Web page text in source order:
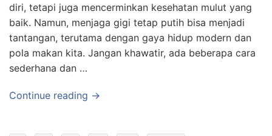
diri, tetapi juga mencerminkan kesehatan mulut yang
baik. Namun, menjaga gigi tetap putih bisa menjadi
tantangan, terutama dengan gaya hidup modern dan
pola makan kita. Jangan khawatir, ada beberapa cara
sederhana dan …
Continue reading →